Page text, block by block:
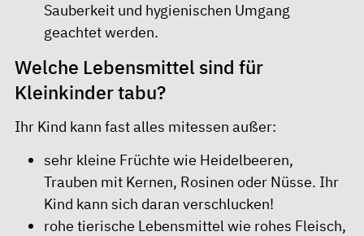
Sauberkeit und hygienischen Umgang
geachtet werden.
Welche Lebensmittel sind für
Kleinkinder tabu?
Ihr Kind kann fast alles mitessen außer:
sehr kleine Früchte wie Heidelbeeren,
Trauben mit Kernen, Rosinen oder Nüsse. Ihr
Kind kann sich daran verschlucken!
rohe tierische Lebensmittel wie rohes Fleisch,